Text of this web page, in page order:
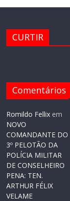
CURTIR
Comentários
Romildo Fellix em
NOVO
COMANDANTE DO
3º PELOTÃO DA
POLÍCIA MILITAR
DE CONSELHEIRO
PENA: TEN.
ARTHUR FÉLIX
VELAME